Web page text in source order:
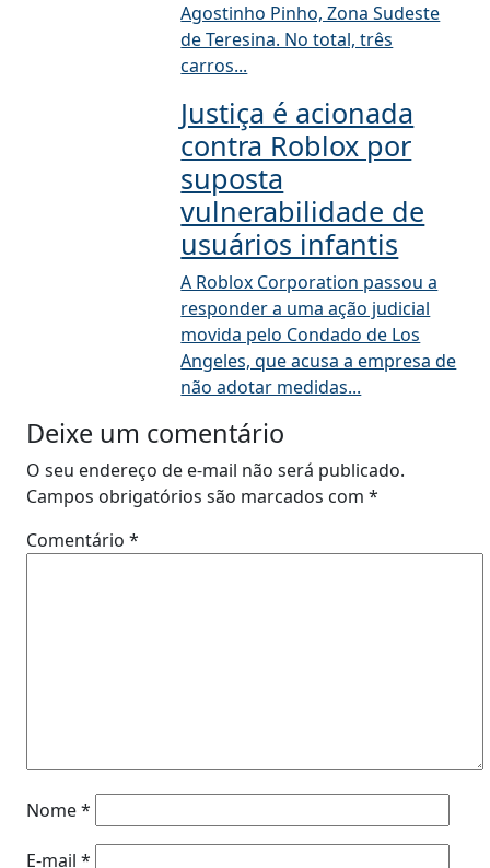
Agostinho Pinho, Zona Sudeste
de Teresina. No total, três
carros...
Justiça é acionada
contra Roblox por
suposta
vulnerabilidade de
usuários infantis
A Roblox Corporation passou a
responder a uma ação judicial
movida pelo Condado de Los
Angeles, que acusa a empresa de
não adotar medidas...
Deixe um comentário
O seu endereço de e-mail não será publicado.
Campos obrigatórios são marcados com *
Comentário *
Nome*
E-mail *